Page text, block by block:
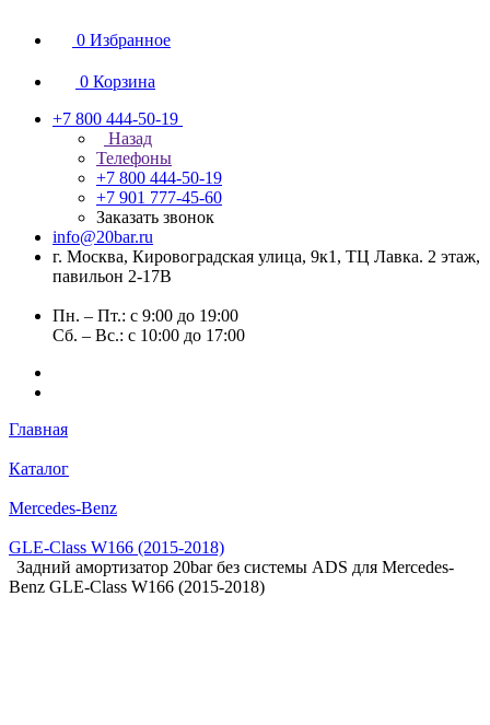
0 Избранное
0 Корзина
+7 800 444-50-19
Назад
Телефоны
+7 800 444-50-19
+7 901 777-45-60
Заказать звонок
info@20bar.ru
г. Москва, Кировоградская улица, 9к1, ТЦ Лавка. 2 этаж,
павильон 2-17В
Пн. – Пт.: с 9:00 до 19:00
Сб. – Вс.: с 10:00 до 17:00
Главная
Каталог
Mercedes-Benz
GLE-Class W166 (2015-2018)
Задний амортизатор 20bar без системы ADS для Mercedes-
Benz GLE-Class W166 (2015-2018)